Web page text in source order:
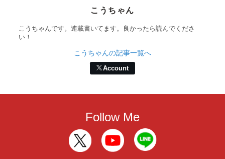
こうちゃん
こうちゃんです。連載書いてます。良かったら読んでくださ
い！
こうちゃんの記事一覧へ
Account
Follow Me